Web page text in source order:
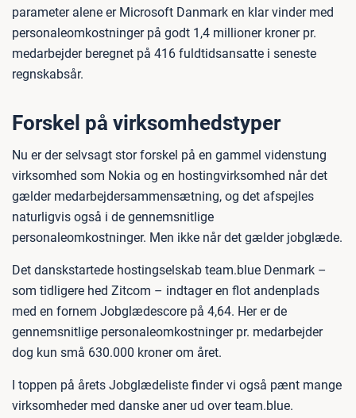
parameter alene er Microsoft Danmark en klar vinder med
personaleomkostninger på godt 1,4 millioner kroner pr.
medarbejder beregnet på 416 fuldtidsansatte i seneste
regnskabsår.
Forskel på virksomhedstyper
Nu er der selvsagt stor forskel på en gammel videnstung
virksomhed som Nokia og en hostingvirksomhed når det
gælder medarbejdersammensætning, og det afspejles
naturligvis også i de gennemsnitlige
personaleomkostninger. Men ikke når det gælder jobglæde.
Det danskstartede hostingselskab team.blue Denmark –
som tidligere hed Zitcom – indtager en flot andenplads
med en fornem Jobglædescore på 4,64. Her er de
gennemsnitlige personaleomkostninger pr. medarbejder
dog kun små 630.000 kroner om året.
I toppen på årets Jobglædeliste finder vi også pænt mange
virksomheder med danske aner ud over team.blue.